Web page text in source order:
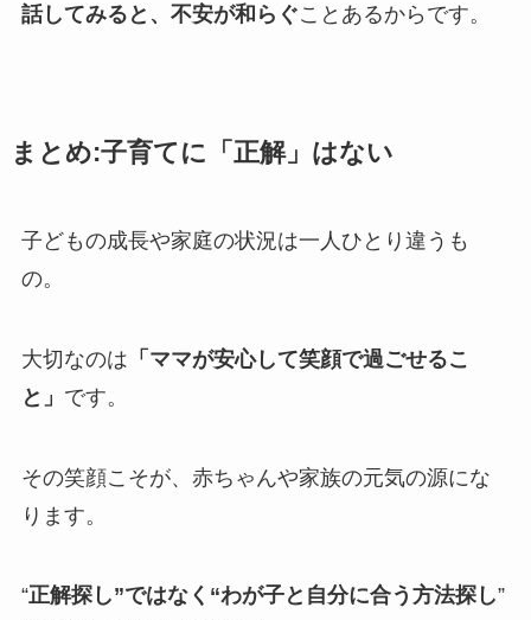
話してみると、不安が和らぐことあるからです。
まとめ:子育てに「正解」はない
子どもの成長や家庭の状況は一人ひとり違うも
の。
大切なのは 「ママが安心して笑顔で過ごせるこ
と」 です。
その笑顔こそが、赤ちゃんや家族の元気の源にな
ります。
“正解探し”ではなく“わが子と自分に合う方法探し”